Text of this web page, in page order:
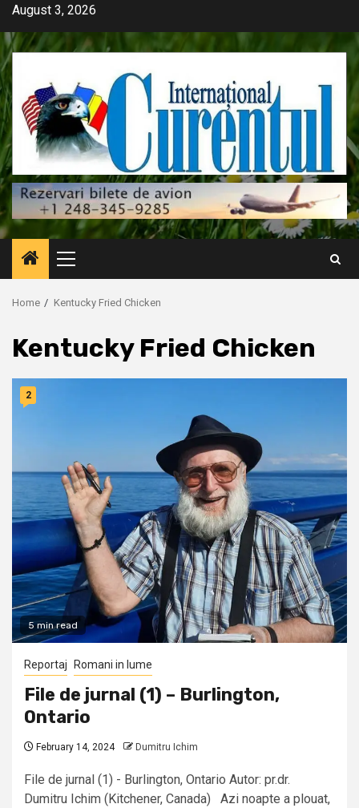
Skip
content
August 3, 2026
Primary
Menu
Home Kentucky Fried Chicken
Kentucky Fried Chicken
5 min read
2
Reportaj Romani in lume
File de jurnal (1) – Burlington,
Ontario
February 14, 2024 Dumitru Ichim
File de jurnal (1) - Burlington, Ontario Autor: pr.dr.
Dumitru Ichim (Kitchener, Canada) Azi noapte a plouat,